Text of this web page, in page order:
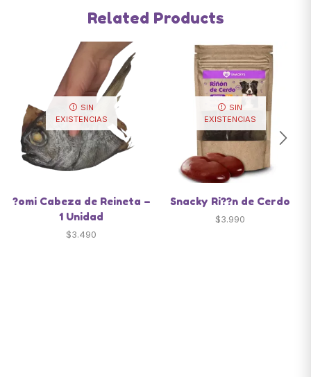
Related Products
SIN
EXISTENCIAS
?omi Cabeza de Reineta –
1 Unidad
$3.490
SIN
EXISTENCIAS
Snacky Ri??n de Cerdo
$3.990